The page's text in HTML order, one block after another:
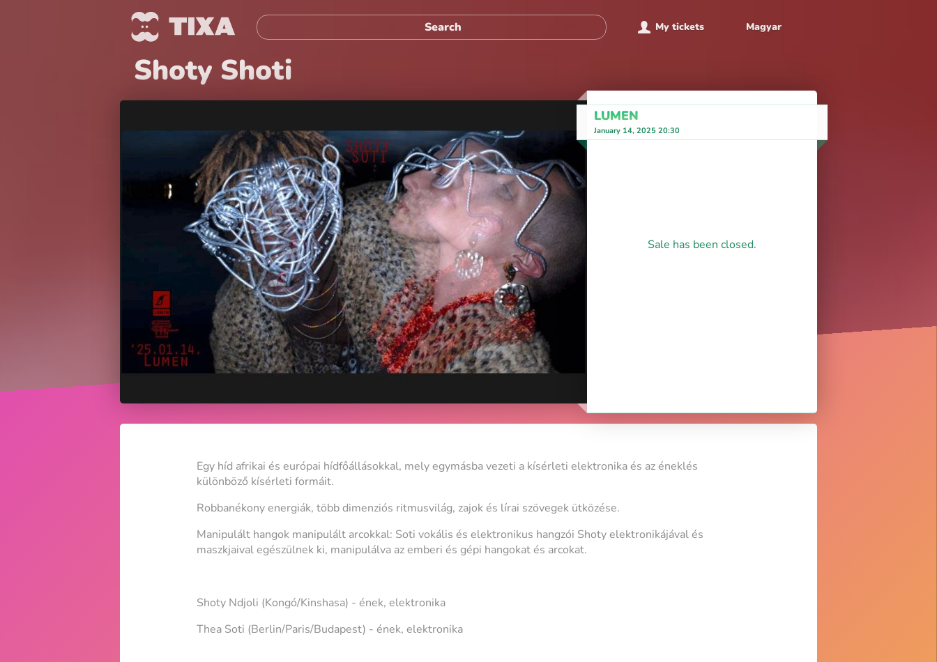
My tickets Magyar
Shoty Shoti
LUMEN
January 14, 2025 20:30
Sale has been closed.
Egy híd afrikai és európai hídfőállásokkal, mely egymásba vezeti a kísérleti elektronika és az éneklés
különböző kísérleti formáit.
Robbanékony energiák, több dimenziós ritmusvilág, zajok és lírai szövegek ütközése.
Manipulált hangok manipulált arcokkal: Soti vokális és elektronikus hangzói Shoty elektronikájával és
maszkjaival egészülnek ki, manipulálva az emberi és gépi hangokat és arcokat.
Shoty Ndjoli (Kongó/Kinshasa) - ének, elektronika
Thea Soti (Berlin/Paris/Budapest) - ének, elektronika